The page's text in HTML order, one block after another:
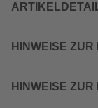
HINWEISE
HINWEISE